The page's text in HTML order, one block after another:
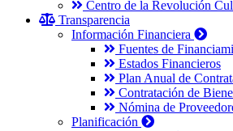
Centro de la Revolución
Transparencia
Información Financiera
Fuentes de
Estados Financieros
Plan Anual de
Contratación de
Nómina de
Planificación